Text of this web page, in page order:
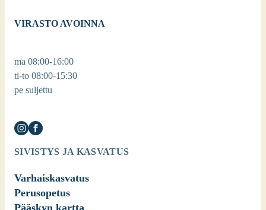
VIRASTO AVOINNA
ma 08:00-16:00
ti-to 08:00-15:30
pe suljettu
SIVISTYS JA KASVATUS
Varhaiskasvatus
Perusopetus